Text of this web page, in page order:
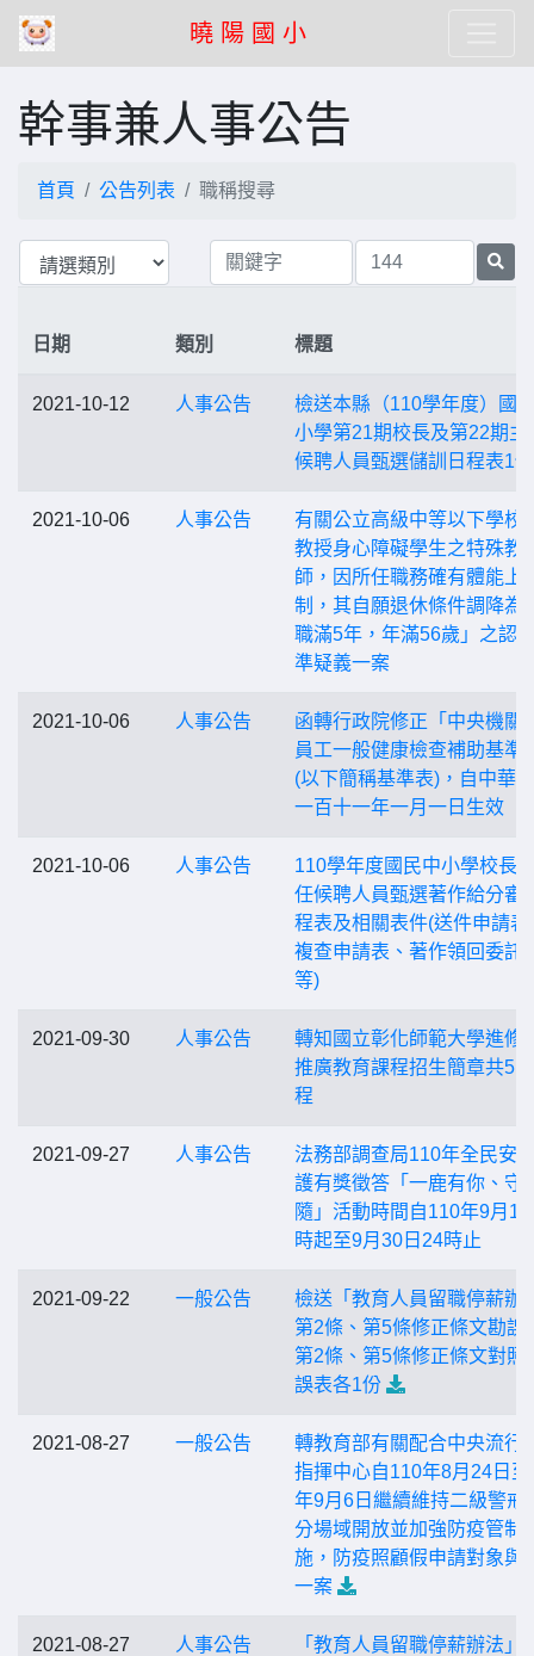
曉 陽 國 小
幹事兼人事公告
首頁 公告列表 職稱搜尋
日期 類別 標題
2021-10-12 人事公告
檢送本縣（110學年度）國
小學第21期校長及第22期主
候聘人員甄選儲訓日程表1份
2021-10-06 人事公告
有關公立高級中等以下學校
教授身心障礙學生之特殊教
師，因所任職務確有體能上
制，其自願退休條件調降為
職滿5年，年滿56歲」之認
準疑義一案
2021-10-06 人事公告
函轉行政院修正「中央機關(
員工一般健康檢查補助基準
(以下簡稱基準表)，自中華
一百十一年一月一日生效
2021-10-06 人事公告
110學年度國民中小學校長
任候聘人員甄選著作給分審
程表及相關表件(送件申請表
複查申請表、著作領回委託
等)
2021-09-30 人事公告
轉知國立彰化師範大學進修
推廣教育課程招生簡章共5
程
2021-09-27 人事公告
法務部調查局110年全民安
護有獎徵答「一鹿有你、守
隨」活動時間自110年9月1
時起至9月30日24時止
2021-09-22 一般公告
檢送「教育人員留職停薪辦
第2條、第5條修正條文勘誤
第2條、第5條修正條文對照
誤表各1份
2021-08-27 一般公告
轉教育部有關配合中央流行
指揮中心自110年8月24日
年9月6日繼續維持二級警戒
分場域開放並加強防疫管制
施，防疫照顧假申請對象與
一案
2021-08-27 人事公告
「教育人員留職停薪辦法」